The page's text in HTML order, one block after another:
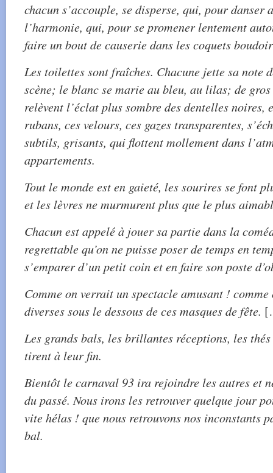
chacun s’accouple, se disperse, qui, pour danser
l’harmonie, qui, pour se promener lentement
faire un bout de causerie dans les coquets
Les toilettes sont fraîches. Chacune jette sa note
scène; le blanc se marie au bleu, au lilas; de gros
relèvent l’éclat plus sombre des dentelles noires,
rubans, ces velours, ces gazes transparentes,
subtils, grisants, qui flottent mollement dans
appartements.
Tout le monde est en gaieté, les sourires se font
et les lèvres ne murmurent plus que le plus
Chacun est appelé à jouer sa partie dans la
regrettable qu’on ne puisse poser de temps en
s’emparer d’un petit coin et en faire son poste
Comme on verrait un spectacle amusant !
diverses sous le dessous de ces masques de fête.
Les grands bals, les brillantes réceptions, les
tirent à leur fin.
Bientôt le carnaval 93 ira rejoindre les autres et
du passé. Nous irons les retrouver quelque jour
vite hélas ! que nous retrouvons nos inconstants
bal.